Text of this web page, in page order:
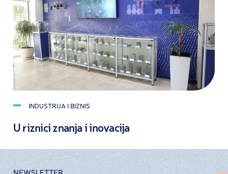
INDUSTRIJA I BIZNIS
U riznici znanja i inovacija